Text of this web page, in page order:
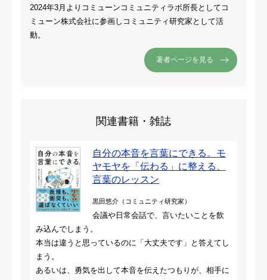
2024年3月よりコミューンコミュニティラボ所長としてコ
ミューン株式会社に参画しコミュニティ研究家として活
動。
著者ページを見る
関連書籍・雑誌
自分の本音を言葉にできる。モ
ヤモヤを「伝わる」に整える、
言葉のレッスン
黒田悠介（コミュニティ研究家）
会議や日常会話で、言いたいことを飲
み込んでしまう。
本当は違うと思っているのに「大丈夫です」と答えてし
まう。
あるいは、勇気を出して本音を伝えたつもりが、相手に